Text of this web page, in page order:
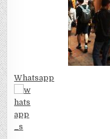
Whatsapp